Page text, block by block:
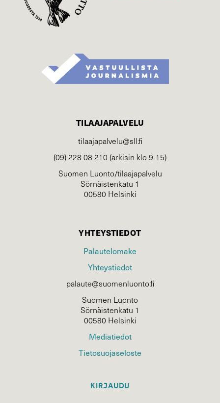
TILAAJAPALVELU
tilaajapalvelu@sll.fi
(09) 228 08 210 (arkisin klo 9-15)
Suomen Luonto/tilaajapalvelu
Sörnäistenkatu 1
00580 Helsinki
YHTEYSTIEDOT
Palautelomake
Yhteystiedot
palaute@suomenluonto.fi
Suomen Luonto
Sörnäistenkatu 1
00580 Helsinki
Mediatiedot
Tietosuojaseloste
KIRJAUDU